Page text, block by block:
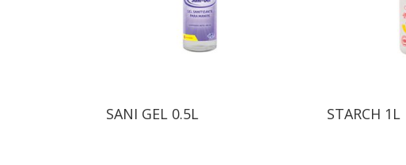
SANI GEL 0.5L STARCH 1L